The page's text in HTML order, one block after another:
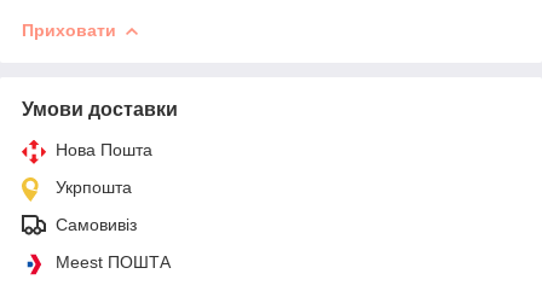
Приховати
Умови доставки
Нова Пошта
Укрпошта
Самовивіз
Meest ПОШТА